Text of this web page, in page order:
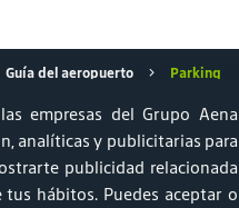
Guía del aeropuerto Parking
aeronáutico y Sostenibilidad
empresas del Grupo Aena
analíticas y publicitarias para
publicidad relacionada
hábitos. Puedes aceptar o